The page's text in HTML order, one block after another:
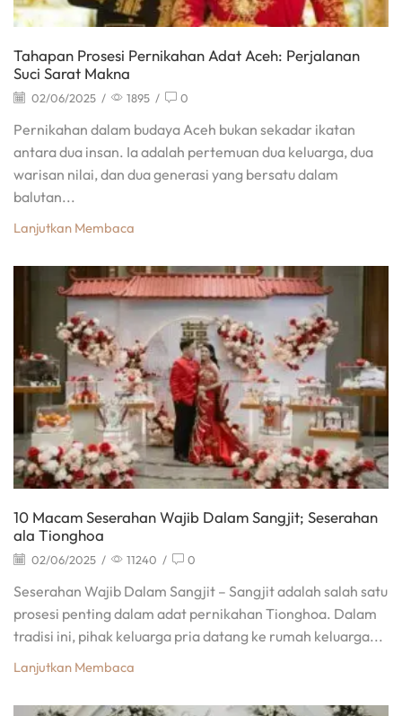
Tahapan Prosesi Pernikahan Adat Aceh: Perjalanan
Suci Sarat Makna
02/06/2025 / 1895 / 0
Pernikahan dalam budaya Aceh bukan sekadar ikatan
antara dua insan. Ia adalah pertemuan dua keluarga, dua
warisan nilai, dan dua generasi yang bersatu dalam
balutan...
Lanjutkan Membaca
10 Macam Seserahan Wajib Dalam Sangjit; Seserahan
ala Tionghoa
02/06/2025 / 11240 / 0
Seserahan Wajib Dalam Sangjit – Sangjit adalah salah satu
prosesi penting dalam adat pernikahan Tionghoa. Dalam
tradisi ini, pihak keluarga pria datang ke rumah keluarga...
Lanjutkan Membaca